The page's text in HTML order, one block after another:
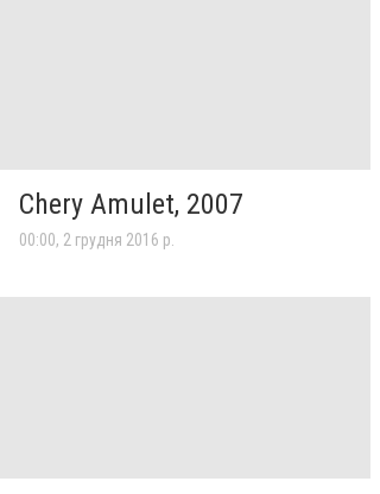
Chery Amulet, 2007
00:00, 2 грудня 2016 р.